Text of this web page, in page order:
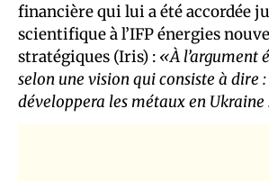
financière qui lui a été accordée
scientifique à l’IFP énergies
stratégiques (Iris) : «À l’argument
selon une vision qui consiste à dire
développera les métaux en